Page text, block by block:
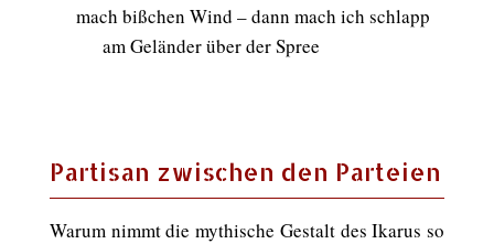
mach bißchen Wind – dann mach ich schlapp
am Geländer über der Spree
Partisan zwischen den Parteien
Warum nimmt die mythische Gestalt des Ikarus so